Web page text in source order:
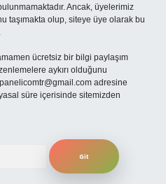
Ancak, üyelerimiz
taşımakta olup, siteye üye olarak bu
ücretsiz bir bilgi paylaşım
aykırı olduğunu
adresine
süre içerisinde sitemizden